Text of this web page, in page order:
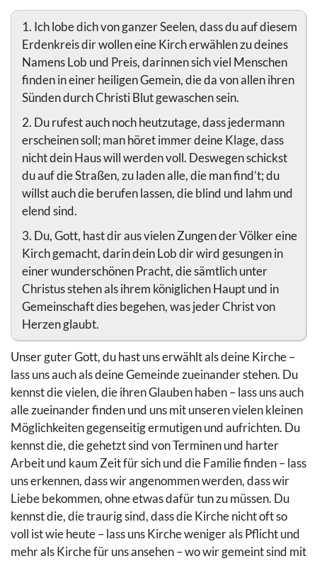
1. Ich lobe dich von ganzer Seelen, dass du auf diesem
Erdenkreis dir wollen eine Kirch erwählen zu deines
Namens Lob und Preis, darinnen sich viel Menschen
finden in einer heiligen Gemein, die da von allen ihren
Sünden durch Christi Blut gewaschen sein.
2. Du rufest auch noch heutzutage, dass jedermann
erscheinen soll; man höret immer deine Klage, dass
nicht dein Haus will werden voll. Deswegen schickst
du auf die Straßen, zu laden alle, die man find’t; du
willst auch die berufen lassen, die blind und lahm und
elend sind.
3. Du, Gott, hast dir aus vielen Zungen der Völker eine
Kirch gemacht, darin dein Lob dir wird gesungen in
einer wunderschönen Pracht, die sämtlich unter
Christus stehen als ihrem königlichen Haupt und in
Gemeinschaft dies begehen, was jeder Christ von
Herzen glaubt.
Unser guter Gott, du hast uns erwählt als deine Kirche –
lass uns auch als deine Gemeinde zueinander stehen. Du
kennst die vielen, die ihren Glauben haben – lass uns auch
alle zueinander finden und uns mit unseren vielen kleinen
Möglichkeiten gegenseitig ermutigen und aufrichten. Du
kennst die, die gehetzt sind von Terminen und harter
Arbeit und kaum Zeit für sich und die Familie finden – lass
uns erkennen, dass wir angenommen werden, dass wir
Liebe bekommen, ohne etwas dafür tun zu müssen. Du
kennst die, die traurig sind, dass die Kirche nicht oft so
voll ist wie heute – lass uns Kirche weniger als Pflicht und
mehr als Kirche für uns ansehen – wo wir gemeint sind mit